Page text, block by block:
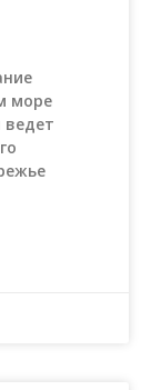
море
ведет